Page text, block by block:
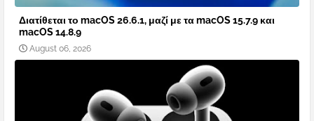
Διατίθεται το macOS 26.6.1, μαζί με τα macOS 15.7.9 και
macOS 14.8.9
August 06, 2026